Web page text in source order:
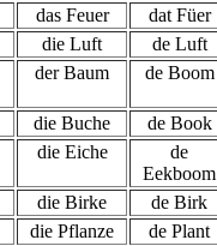
das Feuer dat Füer
die Luft de Luft
der Baum de Boom
die Buche de Book
die Eiche
de
Eekboom
die Birke de Birk
die Pflanze de Plant